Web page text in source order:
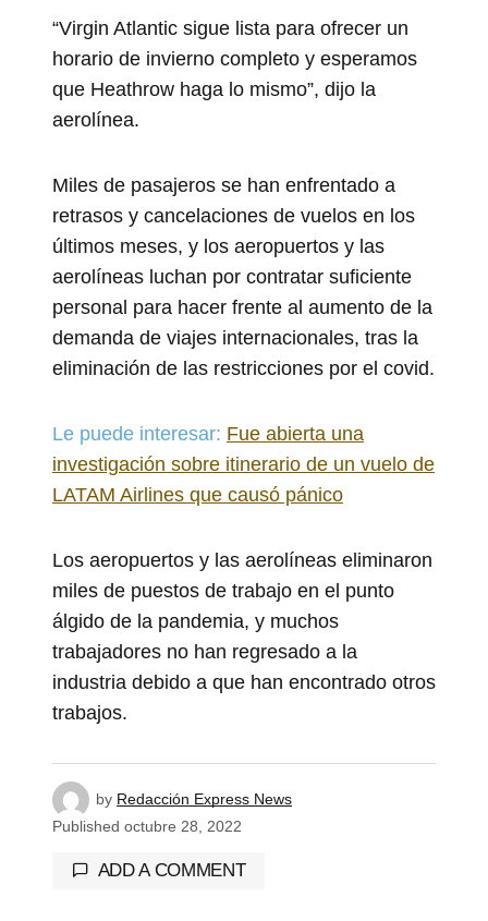
“Virgin Atlantic sigue lista para ofrecer un
horario de invierno completo y esperamos
que Heathrow haga lo mismo”, dijo la
aerolínea.
Miles de pasajeros se han enfrentado a
retrasos y cancelaciones de vuelos en los
últimos meses, y los aeropuertos y las
aerolíneas luchan por contratar suficiente
personal para hacer frente al aumento de la
demanda de viajes internacionales, tras la
eliminación de las restricciones por el covid.
Le puede interesar: Fue abierta una
investigación sobre itinerario de un vuelo de
LATAM Airlines que causó pánico
Los aeropuertos y las aerolíneas eliminaron
miles de puestos de trabajo en el punto
álgido de la pandemia, y muchos
trabajadores no han regresado a la
industria debido a que han encontrado otros
trabajos.
by Redacción Express News
Published octubre 28, 2022
ADD A COMMENT